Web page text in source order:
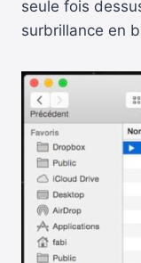
seule fois
surbrillance en